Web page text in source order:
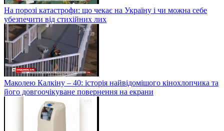
На порозі катастрофи: що чекає на Україну і чи можна себе
убезпечити від стихійних лих
Маколею Калкіну – 40: історія найвідомішого кінохлопчика та
його довгоочікуване повернення на екрани